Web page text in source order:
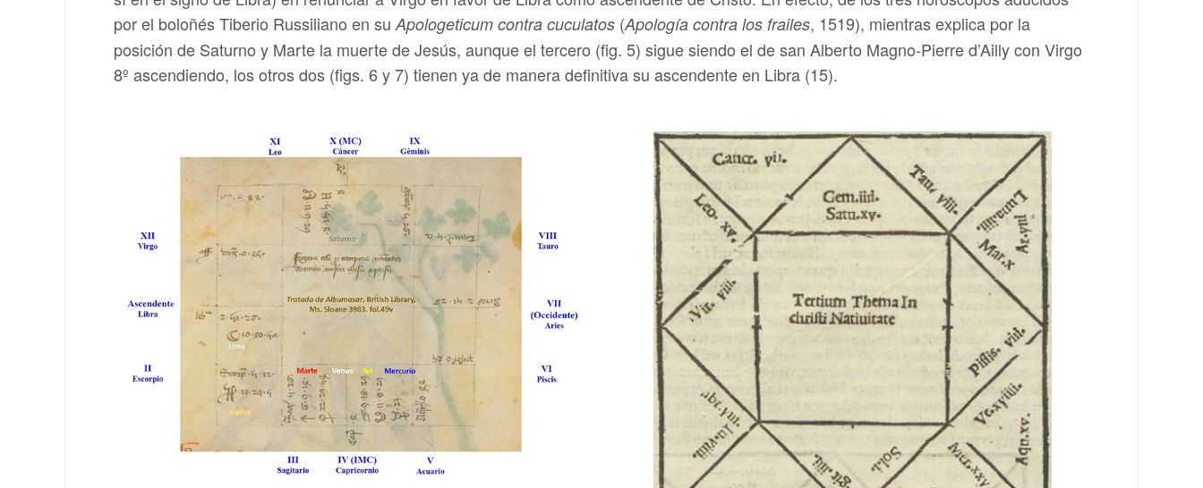
por el boloñés Tiberio Russiliano en suApologeticum contra cuculatos (Apología contra los frailes, 1519), mientras explica por la
posición de Saturno y Marte la muerte de Jesús, aunque el tercero (fig. 5) sigue siendo el de san Alberto Magno-Pierre d’Ailly con Virgo
8º ascendiendo, los otros dos (figs. 6 y 7) tienen ya de manera definitiva su ascendente en Libra (15).